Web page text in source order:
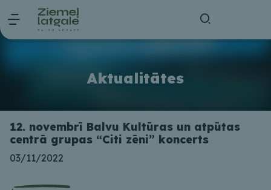
Aktualitātes
12. novembrī Balvu Kultūras un atpūtas
centrā grupas “Citi zēni” koncerts
03/11/2022